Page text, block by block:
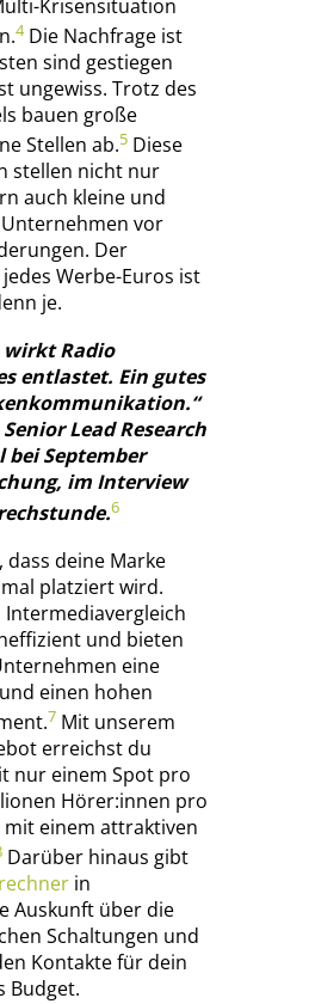
Krisensituation
4Die Nachfrage ist
sind gestiegen
ungewiss. Trotz des
bauen große
Stellen ab.5Diese
stellen nicht nur
auch kleine und
vor
Der
Werbe-Euros ist
je.
wirkt Radio
entlastet. Ein gutes
Lead Research
September
im Interview
6
deine Marke
platziert wird.
und bieten
eine
einen hohen
7Mit unserem
erreichst du
nur einem Spot pro
Hörer:innen pro
mit einem attraktiven
Darüber hinaus gibt
in
Auskunft über die
Schaltungen und
Kontakte für dein
Budget.